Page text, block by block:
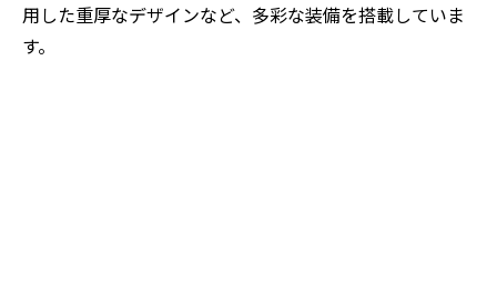
用した重厚なデザインなど、多彩な装備を搭載していま
す。